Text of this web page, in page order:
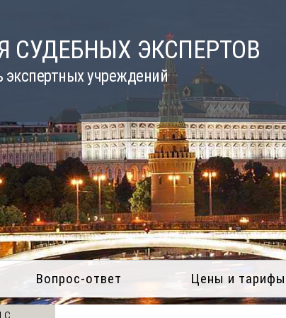
СУДЕБНЫХ ЭКСПЕРТОВ
экспертных учреждений
Вопрос-ответ Цены и тарифы
с